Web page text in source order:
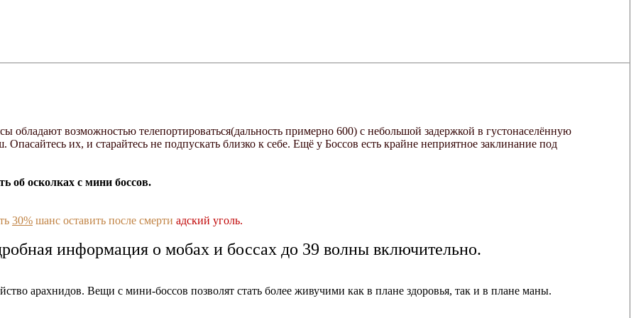
обладают возможностью телепортироваться(дальность примерно 600) с небольшой задержкой в густонаселённую
Опасайтесь их, и старайтесь не подпускать близко к себе. Ещё у Боссов есть крайне неприятное заклинание под
об осколках с мини боссов.
30% шанс оставить после смерти адский уголь.
информация о мобах и боссах до 39 волны включительно.
арахнидов. Вещи с мини-боссов позволят стать более живучими как в плане здоровья, так и в плане маны.